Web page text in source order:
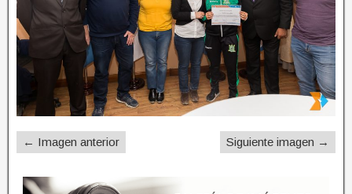
← Imagen anterior Siguiente imagen →